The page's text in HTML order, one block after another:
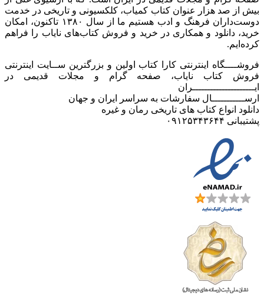
بیش از صد هزار عنوان کتاب کمیاب، کلکسیونی و تاریخی در خدمت
دوست‌داران فرهنگ و ادب هستیم ما از سال ۱۳۸۰ تاکنون، امکان
خرید، دانلود و همکاری در خرید و فروش کتاب‌های نایاب را فراهم
کرده‌ایم.
فروشــــگاه اینترنتی کارا کتاب اولین و بزرگترین ســایت اینترنتی
فروش کتاب نایاب، صفحه گرام و مجلات قدیمی در
ایـــــــــــــــــــــران
ارســـــــــــال سفارشات به سراسر ایران و جهان
دانلود انواع کتاب های تاریخی رمان و غیره
پشتیبانی ۰۹۱۲۵۳۴۳۶۴۴